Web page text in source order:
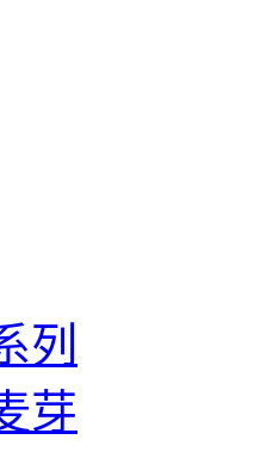
列
芽